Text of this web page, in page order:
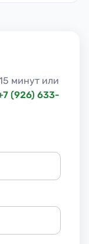
минут или
(926) 633-